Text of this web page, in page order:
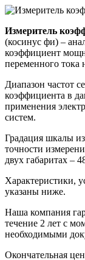
Измеритель
(косинус фи) –
коэффициент
переменного
Диапазон частот
коэффициента в
применения
систем.
Градация шкалы
точности
двух габаритах –
Характеристики,
указаны ниже.
Наша компания
течение 2 лет с
необходимыми
Окончательная